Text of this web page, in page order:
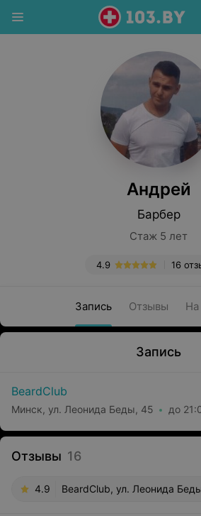
Андрей
Барбер
Стаж 5 лет
16
4.9
Запись Отзывы На
Запись
BeardClub
Минск, ул. Леонида Беды, 45 до
Отзывы 16
4.9 BeardClub, ул. Леонида